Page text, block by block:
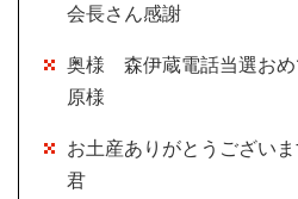
会長さん感謝
奥様 森伊蔵電話当選おめ
原様
お土産ありがとうござい
君